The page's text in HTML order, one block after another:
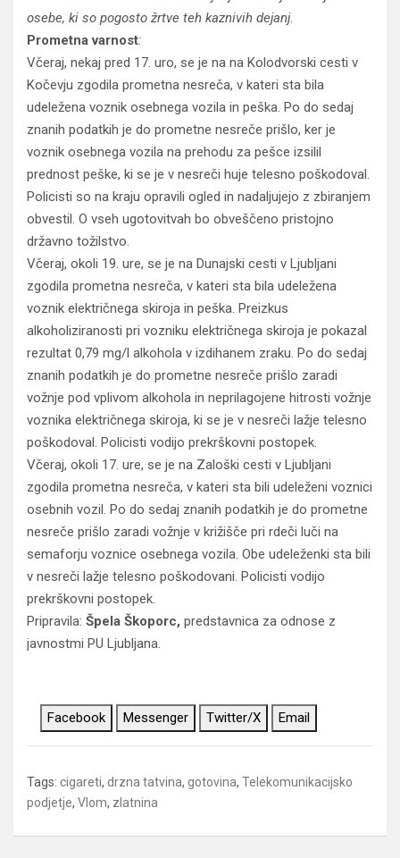
osebe, ki so pogosto žrtve teh kaznivih dejanj.
Prometna varnost:
Včeraj, nekaj pred 17. uro, se je na na Kolodvorski cesti v
Kočevju zgodila prometna nesreča, v kateri sta bila
udeležena voznik osebnega vozila in peška. Po do sedaj
znanih podatkih je do prometne nesreče prišlo, ker je
voznik osebnega vozila na prehodu za pešce izsilil
prednost peške, ki se je v nesreči huje telesno poškodoval.
Policisti so na kraju opravili ogled in nadaljujejo z zbiranjem
obvestil. O vseh ugotovitvah bo obveščeno pristojno
državno tožilstvo.
Včeraj, okoli 19. ure, se je na Dunajski cesti v Ljubljani
zgodila prometna nesreča, v kateri sta bila udeležena
voznik električnega skiroja in peška. Preizkus
alkoholiziranosti pri vozniku električnega skiroja je pokazal
rezultat 0,79 mg/l alkohola v izdihanem zraku. Po do sedaj
znanih podatkih je do prometne nesreče prišlo zaradi
vožnje pod vplivom alkohola in neprilagojene hitrosti vožnje
voznika električnega skiroja, ki se je v nesreči lažje telesno
poškodoval. Policisti vodijo prekrškovni postopek.
Včeraj, okoli 17. ure, se je na Zaloški cesti v Ljubljani
zgodila prometna nesreča, v kateri sta bili udeleženi voznici
osebnih vozil. Po do sedaj znanih podatkih je do prometne
nesreče prišlo zaradi vožnje v križišče pri rdeči luči na
semaforju voznice osebnega vozila. Obe udeleženki sta bili
v nesreči lažje telesno poškodovani. Policisti vodijo
prekrškovni postopek.
Pripravila: Špela Škoporc, predstavnica za odnose z
javnostmi PU Ljubljana.
Facebook Messenger Twitter/X Email
Tags: cigareti, drzna tatvina, gotovina, Telekomunikacijsko
podjetje, Vlom, zlatnina